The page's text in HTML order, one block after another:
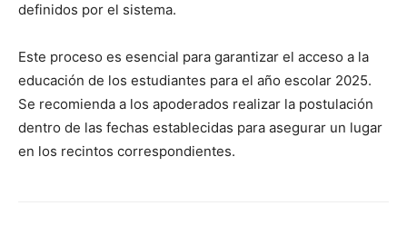
definidos por el sistema.
Este proceso es esencial para garantizar el acceso a la
educación de los estudiantes para el año escolar 2025.
Se recomienda a los apoderados realizar la postulación
dentro de las fechas establecidas para asegurar un lugar
en los recintos correspondientes.